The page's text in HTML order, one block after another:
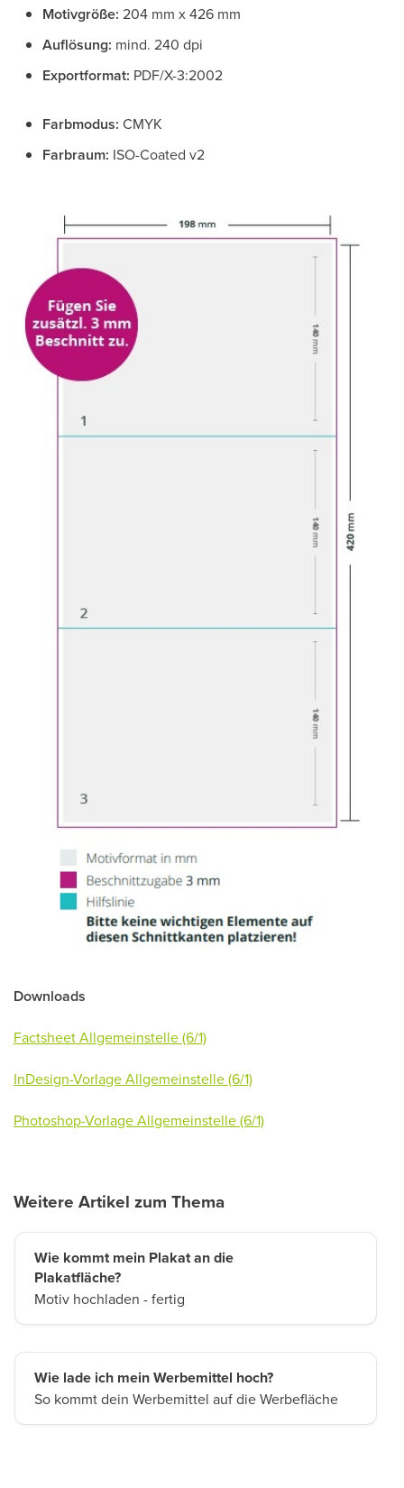
Motivgröße: 204 mm x 426 mm
Auflösung: mind. 240 dpi
Exportformat: PDF/X-3:2002
Farbmodus: CMYK
Farbraum: ISO-Coated v2
Downloads
Factsheet Allgemeinstelle (6/1)
InDesign-VorlageAllgemeinstelle(6/1)
Photoshop-VorlageAllgemeinstelle(6/1)
Weitere Artikel zum Thema
Wie kommt mein Plakat an die
Plakatfläche?
Motiv hochladen - fertig
Wie lade ich mein Werbemittel hoch?
So kommt dein Werbemittel auf die Werbefläche